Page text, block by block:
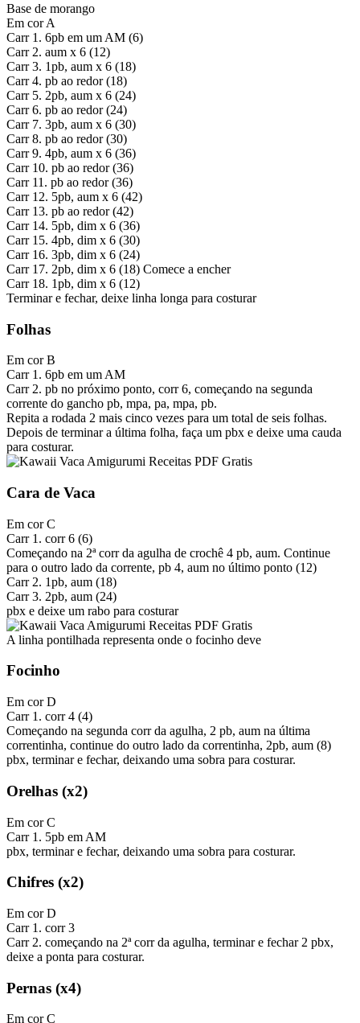
Base de morango
Em cor A
Carr 1. 6pb em um AM (6)
Carr 2. aum x 6 (12)
Carr 3. 1pb, aum x 6 (18)
Carr 4. pb ao redor (18)
Carr 5. 2pb, aum x 6 (24)
Carr 6. pb ao redor (24)
Carr 7. 3pb, aum x 6 (30)
Carr 8. pb ao redor (30)
Carr 9. 4pb, aum x 6 (36)
Carr 10. pb ao redor (36)
Carr 11. pb ao redor (36)
Carr 12. 5pb, aum x 6 (42)
Carr 13. pb ao redor (42)
Carr 14. 5pb, dim x 6 (36)
Carr 15. 4pb, dim x 6 (30)
Carr 16. 3pb, dim x 6 (24)
Carr 17. 2pb, dim x 6 (18) Comece a encher
Carr 18. 1pb, dim x 6 (12)
Terminar e fechar, deixe linha longa para costurar
Folhas
Em cor B
Carr 1. 6pb em um AM
Carr 2. pb no próximo ponto, corr 6, começando na segunda
corrente do gancho pb, mpa, pa, mpa, pb.
Repita a rodada 2 mais cinco vezes para um total de seis folhas.
Depois de terminar a última folha, faça um pbx e deixe uma cauda
para costurar.
Cara de Vaca
Em cor C
Carr 1. corr 6 (6)
Começando na 2ª corr da agulha de crochê 4 pb, aum. Continue
para o outro lado da corrente, pb 4, aum no último ponto (12)
Carr 2. 1pb, aum (18)
Carr 3. 2pb, aum (24)
pbx e deixe um rabo para costurar
A linha pontilhada representa onde o focinho deve
Focinho
Em cor D
Carr 1. corr 4 (4)
Começando na segunda corr da agulha, 2 pb, aum na última
correntinha, continue do outro lado da correntinha, 2pb, aum (8)
pbx, terminar e fechar, deixando uma sobra para costurar.
Orelhas (x2)
Em cor C
Carr 1. 5pb em AM
pbx, terminar e fechar, deixando uma sobra para costurar.
Chifres (x2)
Em cor D
Carr 1. corr 3
Carr 2. começando na 2ª corr da agulha, terminar e fechar 2 pbx,
deixe a ponta para costurar.
Pernas (x4)
Em cor C